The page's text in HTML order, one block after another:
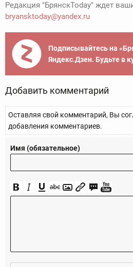
Редакция "БрянскToday" ждет
bryansktoday@yandex.ru
Подписывайтесь на
Яндекс.Дзен. Будьте в
Добавить комментарий
Оставляя свой комментарий, Вы
добавления комментариев.
Имя (обязательное)